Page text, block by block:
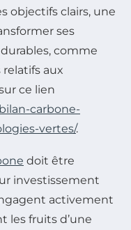
objectifs clairs, une
ses
comme
relatifs aux
ce lien
carbone-
vertes/.
doit être
investissement
activement
les fruits d’une